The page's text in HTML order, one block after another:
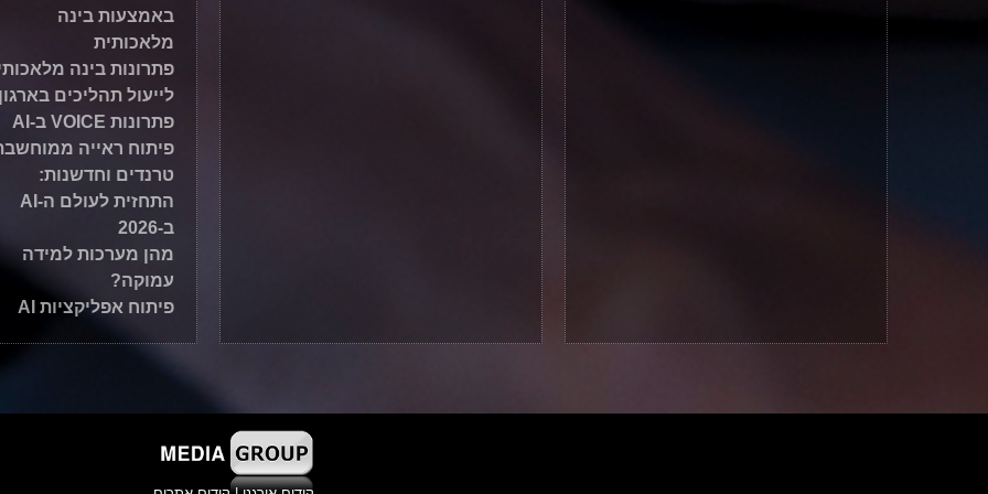
באמצעות בינה
מלאכותית
פתרונות בינה
לייעול תהליכים
פתרונות VOICE ב-AI
פיתוח ראייה
טרנדים וחדשנות:
התחזית לעולם ה-AI
ב-2026
מהן מערכות למידה
עמוקה?
פיתוח אפליקציות AI